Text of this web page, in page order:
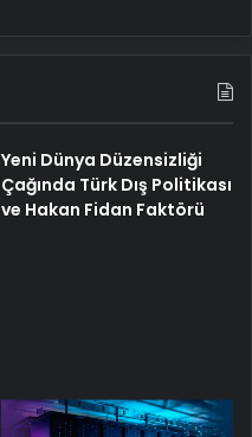
Yeni Dünya Düzensizliği
Çağında Türk Dış Politikası
ve Hakan Fidan Faktörü